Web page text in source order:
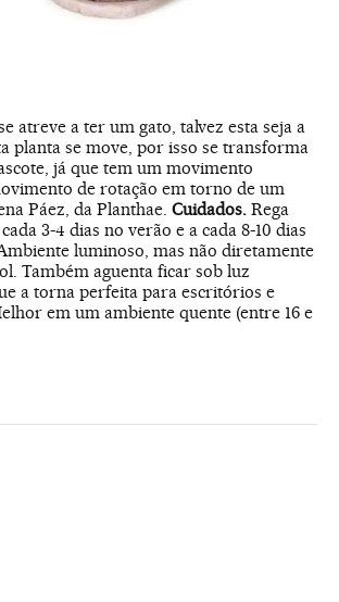
atreve a ter um gato, talvez esta seja a
planta se move, por isso se transforma
já que tem um movimento
de rotação em torno de um
Páez, da Planthae. Cuidados. Rega
3-4 dias no verão e a cada 8-10 dias
luminoso, mas não diretamente
Também aguenta ficar sob luz
a torna perfeita para escritórios e
em um ambiente quente (entre 16 e